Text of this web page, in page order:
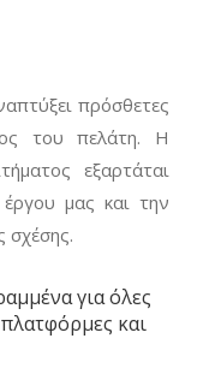
πρόσθετες
του πελάτη. Η
εξαρτάται
μας και την
σχέσης.
για όλες
και